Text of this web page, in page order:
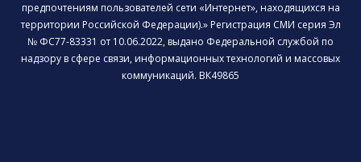
предпочтениям пользователей сети «Интернет», находящихся на
территории Российской Федерации).» Регистрация СМИ серия Эл
№ ФС77-83331 от 10.06.2022, выдано Федеральной службой по
надзору в сфере связи, информационных технологий и массовых
коммуникаций. ВК49865